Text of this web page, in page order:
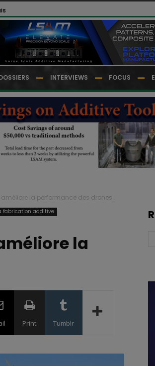
INTERVIEWS FOCUS
la performance des drones…
fabrication additive
la
Print Tumblr